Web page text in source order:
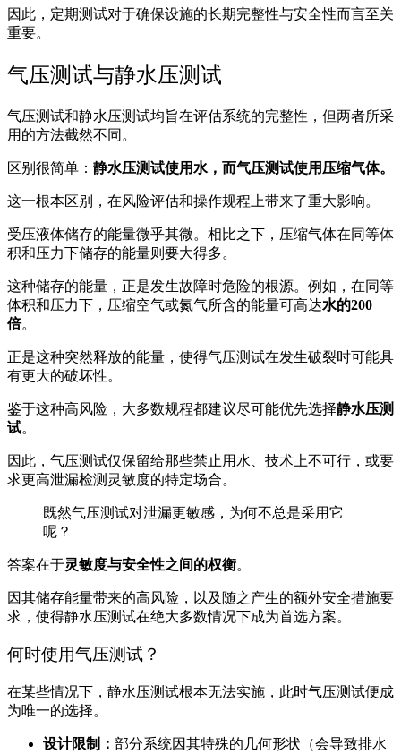
因此，定期测试对于确保设施的长期完整性与安全性而言至关
重要。
气压测试与静水压测试
气压测试和静水压测试均旨在评估系统的完整性，但两者所采
用的方法截然不同。
区别很简单： 静水压测试使用水，而气压测试使用压缩气体。
这一根本区别，在风险评估和操作规程上带来了重大影响。
受压液体储存的能量微乎其微。相比之下，压缩气体在同等体
积和压力下储存的能量则要大得多。
这种储存的能量，正是发生故障时危险的根源。例如，在同等
体积和压力下，压缩空气或氮气所含的能量可高达水的200
倍。
正是这种突然释放的能量，使得气压测试在发生破裂时可能具
有更大的破坏性。
鉴于这种高风险，大多数规程都建议尽可能优先选择静水压测
试。
因此，气压测试仅保留给那些禁止用水、技术上不可行，或要
求更高泄漏检测灵敏度的特定场合。
既然气压测试对泄漏更敏感，为何不总是采用它
呢？
答案在于灵敏度与安全性之间的权衡。
因其储存能量带来的高风险，以及随之产生的额外安全措施要
求，使得静水压测试在绝大多数情况下成为首选方案。
何时使用气压测试？
在某些情况下，静水压测试根本无法实施，此时气压测试便成
为唯一的选择。
设计限制： 部分系统因其特殊的几何形状（会导致排水